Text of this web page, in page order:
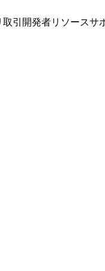
取引 開発者リソースサ